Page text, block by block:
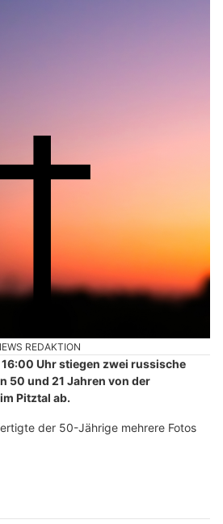
REDAKTION
Uhr stiegen zwei russische
50 und 21 Jahren von der
Pitztal ab.
der 50-Jährige mehrere Fotos